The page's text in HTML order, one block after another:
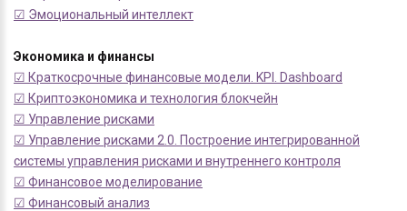
☑ Эмоциональный интеллект
Экономика и финансы
☑ Краткосрочные финансовые модели. KPI. Dashboard
☑ Криптоэкономика и технология блокчейн
☑ Управление рисками
☑ Управление рисками 2.0. Построение интегрированной
системы управления рисками и внутреннего контроля
☑ Финансовое моделирование
☑ Финансовый анализ